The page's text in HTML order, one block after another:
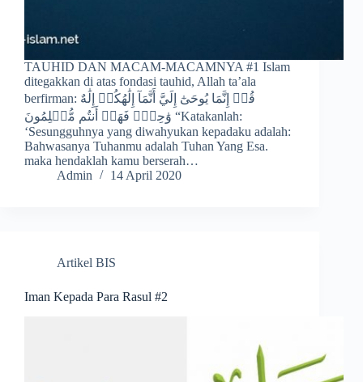
TAUHID DAN MACAM-MACAMNYA #1 Islam
ditegakkan di atas fondasi tauhid, Allah ta’ala
berfirman: قُلۡ إِنَّمَا يُوحَىٰٓ إِلَيَّ أَنَّمَآ إِلَٰهُكُمۡ إِلَٰهٌ
وَٰحِدٞۖ فَهَلۡ أَنتُم مُّسۡلِمُونَ “Katakanlah:
‘Sesungguhnya yang diwahyukan kepadaku adalah:
Bahwasanya Tuhanmu adalah Tuhan Yang Esa.
maka hendaklah kamu berserah…
Admin
14 April 2020
Artikel BIS
Iman Kepada Para Rasul #2